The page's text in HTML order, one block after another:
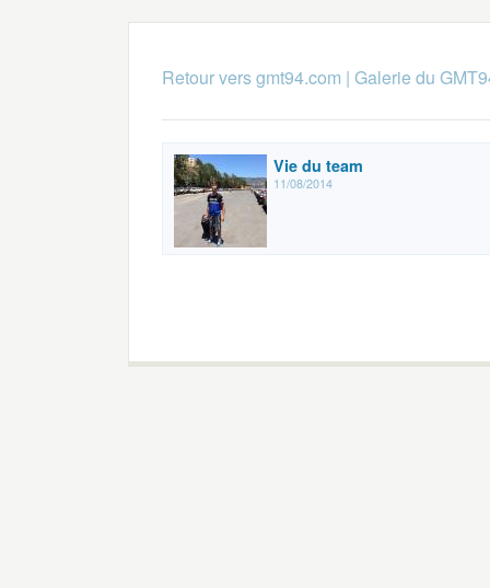
Retour vers gmt94.com | Galerie du
Vie du team
11/08/2014